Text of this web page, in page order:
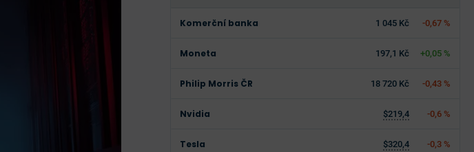
Komerční banka 1 045 Kč -0,67 %
Moneta 197,1 Kč +0,05 %
Philip Morris ČR 18 720 Kč -0,43 %
Nvidia $219,4 -0,6 %
Tesla $320,4 -0,3 %